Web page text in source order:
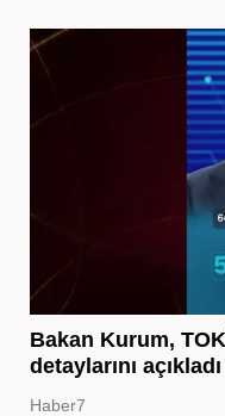
Bakan Kurum,
detaylarını açıkladı
Haber7